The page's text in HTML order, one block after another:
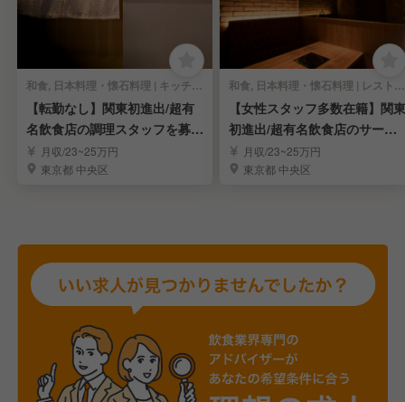
和食, 日本料理・懐石料理 | キッチンスタッフ
【転勤なし】関東初進出/超有
名飲食店の調理スタッフを募
集！月収/23~25万円
東京都 中央区
和食, 日本料理・懐石料理 | レストランサービス・ホールスタッフ
【女性スタッフ多数在籍】関東
初進出/超有名飲食店のサービ
ススタッフを募集！
月収/23~25万円
東京都 中央区